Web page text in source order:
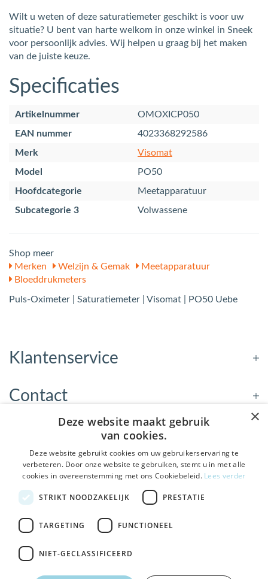
Wilt u weten of deze saturatiemeter geschikt is voor uw
situatie? U bent van harte welkom in onze winkel in Sneek
voor persoonlijk advies. Wij helpen u graag bij het maken
van de juiste keuze.
Specificaties
Artikelnummer
OMOXICP050
EAN nummer
4023368292586
Merk
Visomat
Model
PO50
Hoofdcategorie
Meetapparatuur
Subcategorie 3
Volwassene
Shop meer
Merken
Welzijn & Gemak
Meetapparatuur
Bloeddrukmeters
Puls-Oximeter | Saturatiemeter | Visomat | PO50 Uebe
Klantenservice
Contact
Openingstijden
Nieuwsbrief
Bezoek de winkel in Sneek, Bolswarderbaan 3C
De Welzijnwinkel in je
inbox
Geen spam, geen verkooppraatjes — gewoon fijne
updates over hulpmiddelen die echt iets toevoegen.
×
Deze website maakt gebruik
van cookies.
Deze website gebruikt cookies om uw gebruikerservaring te
verbeteren. Door onze website te gebruiken, stemt u in met alle
cookies in overeenstemming met ons Cookiebeleid. Lees verder
STRIKT NOODZAKELIJK PRESTATIE
TARGETING FUNCTIONEEL
NIET-GECLASSIFICEERD